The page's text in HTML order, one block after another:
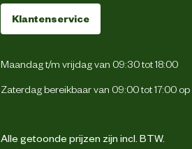
Klantenservice
Maandag t/m vrijdag van 09:30 tot 18:00
Zaterdag bereikbaar van 09:00 tot 17:00 op
Alle getoonde prijzen zijn incl. BTW.